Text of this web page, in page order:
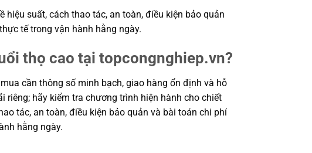
hiệu suất, cách thao tác, an toàn, điều kiện bảo quản
tế trong vận hành hằng ngày.
thọ cao tại topcongnghiep.vn?
cần thông số minh bạch, giao hàng ổn định và hỗ
hãy kiểm tra chương trình hiện hành cho chiết
tác, an toàn, điều kiện bảo quản và bài toán chi phí
hằng ngày.